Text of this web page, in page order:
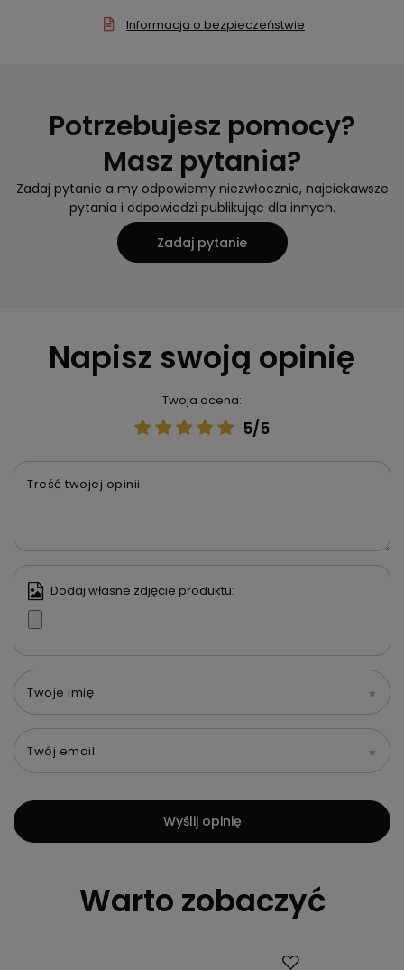
Informacja o bezpieczeństwie
Potrzebujesz pomocy?
Masz pytania?
Zadaj pytanie a my odpowiemy niezwłocznie, najciekawsze
pytania i odpowiedzi publikując dla innych.
Zadaj pytanie
Napisz swoją opinię
Twoja ocena:
5/5
Treść twojej opinii
Dodaj własne zdjęcie produktu:
Twoje imię
Twój email
Wyślij opinię
Warto zobaczyć